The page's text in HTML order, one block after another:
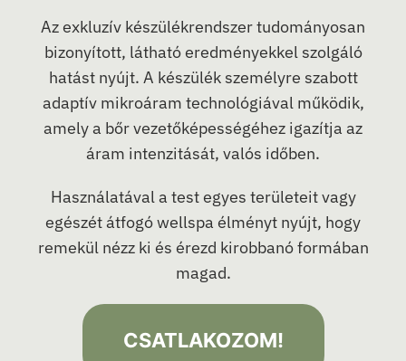
Az exkluzív készülékrendszer tudományosan
bizonyított, látható eredményekkel szolgáló
hatást nyújt. A készülék személyre szabott
adaptív mikroáram technológiával működik,
amely a bőr vezetőképességéhez igazítja az
áram intenzitását, valós időben.
Használatával a test egyes területeit vagy
egészét átfogó wellspa élményt nyújt, hogy
remekül nézz ki és érezd kirobbanó formában
magad.
CSATLAKOZOM!